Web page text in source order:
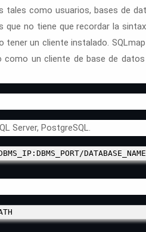
tales como usuarios, bases de
que no tiene que recordar la
tener un cliente instalado.
como un cliente de base de
Server, PostgreSQL.
DATABASE_NAME